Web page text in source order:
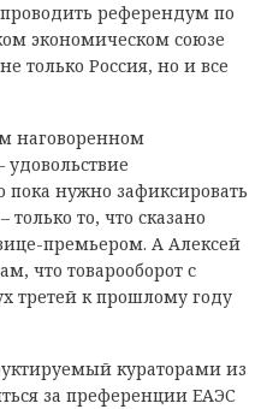
референдум по
экономическом союзе
только Россия, но и все
наговоренном
пока нужно зафиксировать
то, что сказано
премьером. А Алексей
что товарооборот с
третей к прошлому году
кураторами из
за преференции ЕАЭС